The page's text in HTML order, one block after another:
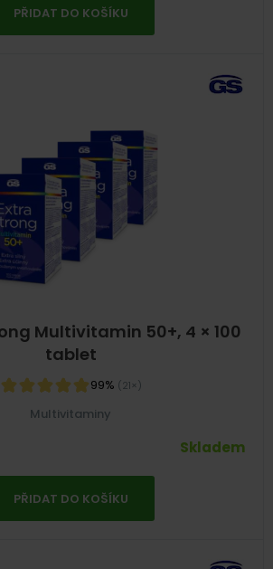
PŘIDAT DO KOŠÍKU
Multivitamin 50+, 4 × 100
tablet
99% (21×)
Multivitaminy
Skladem
PŘIDAT DO KOŠÍKU